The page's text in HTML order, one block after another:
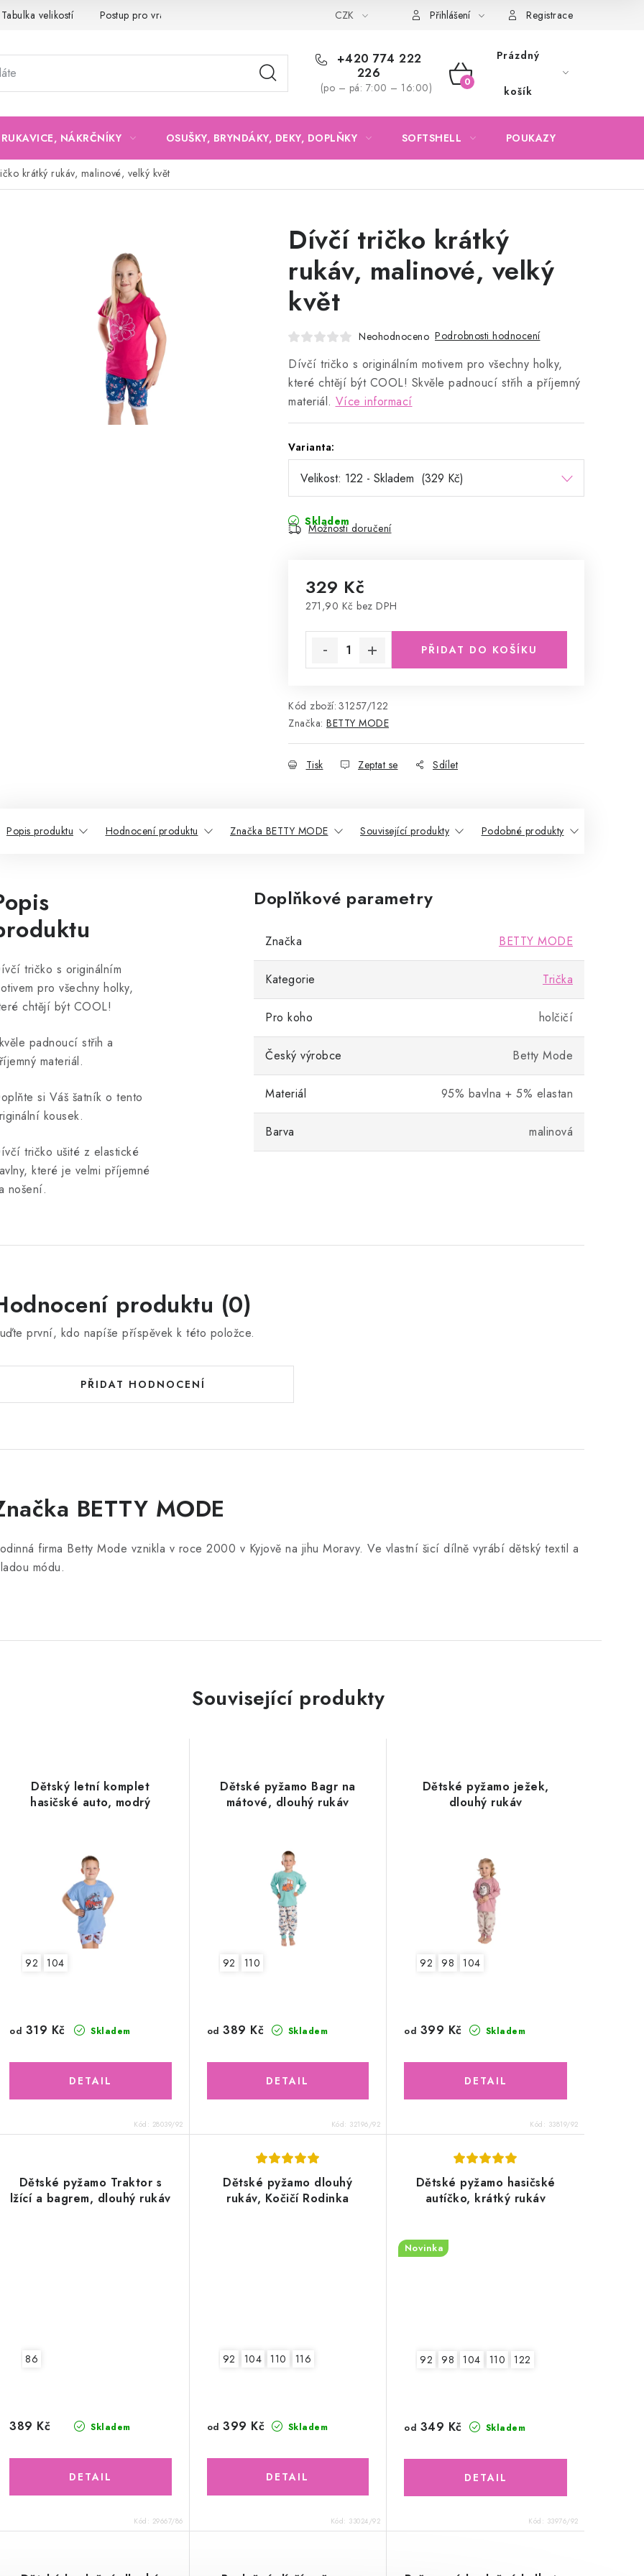
Tabulka velikostí Postup pro vrácení a výměnu Obchodní podmínky Podmínky ochrany osobních údajů
CZK Přihlášení Registrace
+420 774 222
226
(po – pá: 7:00 – 16:00)
NÁKUPNÍ
Prázdný
košík
NÁKRČNÍKY OSUŠKY, BRYNDÁKY, DEKY, DOPLŇKY SOFTSHELL POUKAZY
krátký rukáv, malinové, velký květ
Dívčí tričko krátký
rukáv, malinové, velký
květ
Neohodnoceno Podrobnosti hodnocení
Dívčí tričko s originálním motivem pro všechny holky,
které chtějí být COOL! Skvěle padnoucí střih a příjemný
materiál. Více informací
Varianta:
Skladem
Možnosti doručení
329 Kč
271,90 Kč bez DPH
PŘIDAT DO KOŠÍKU
Kód zboží: 31257/122
Značka: BETTY MODE
Tisk Zeptat se Sdílet
Popis produktu Hodnocení produktu Značka BETTY MODE Související produkty Podobné produkty
tričko s originálním
pro všechny holky,
chtějí být COOL!
padnoucí střih a
materiál.
si Váš šatník o tento
kousek.
tričko ušité z elastické
které je velmi příjemné
nošení.
Doplňkové parametry
Značka BETTY MODE
Kategorie Trička
Pro koho holčičí
Český výrobce Betty Mode
Materiál 95% bavlna + 5% elastan
Barva malinová
produktu (0)
první, kdo napíše příspěvek k této položce.
PŘIDAT HODNOCENÍ
BETTY MODE
firma Betty Mode vznikla v roce 2000 v Kyjově na jihu Moravy. Ve vlastní šicí dílně vyrábí dětský textil a
módu.
Související produkty
Dětský letní komplet
hasičské auto, modrý
92 104
Skladem
od 319 Kč
Kód: 28039/92
Dětské pyžamo Bagr na
mátové, dlouhý rukáv
92 110
Skladem
od 389 Kč
Kód: 32196/92
Dětské pyžamo ježek,
dlouhý rukáv
92 98 104
Skladem
od 399 Kč
Kód: 33819/92
Dětské pyžamo Traktor s
lžící a bagrem, dlouhý rukáv
86
Skladem
389 Kč
Kód: 29667/86
Dětské pyžamo dlouhý
rukáv, Kočičí Rodinka
92 104 110 116
Skladem
od 399 Kč
Kód: 33024/92
Dětské pyžamo hasičské
autíčko, krátký rukáv
Novinka
92 98 104 110 122
Skladem
od 349 Kč
Kód: 33976/92